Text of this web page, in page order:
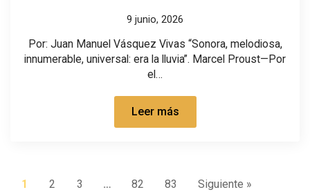
9 junio, 2026
Por: Juan Manuel Vásquez Vivas “Sonora, melodiosa,
innumerable, universal: era la lluvia”. Marcel Proust—Por
el…
Leer más
1 2 3 … 82 83 Siguiente »